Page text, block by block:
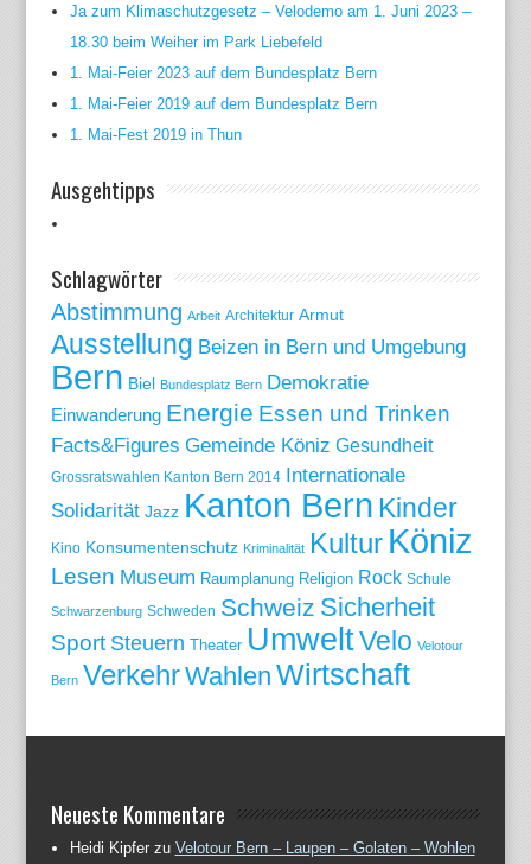
Ja zum Klimaschutzgesetz – Velodemo am 1. Juni 2023 –
18.30 beim Weiher im Park Liebefeld
1. Mai-Feier 2023 auf dem Bundesplatz Bern
1. Mai-Feier 2019 auf dem Bundesplatz Bern
1. Mai-Fest 2019 in Thun
Ausgehtipps
Schlagwörter
Abstimmung Arbeit Architektur Armut
Ausstellung Beizen in Bern und Umgebung
Bern Biel Bundesplatz Bern Demokratie
Einwanderung Energie Essen und Trinken
Facts&Figures Gemeinde Köniz Gesundheit
Grossratswahlen Kanton Bern 2014
Internationale
Solidarität Jazz Kanton Bern Kinder
Kino Konsumentenschutz Kriminalität Kultur Köniz
Lesen Museum Raumplanung Religion Rock Schule
Schwarzenburg Schweden Schweiz Sicherheit
Sport Steuern Theater UmweltVelo Velotour
Bern VerkehrWahlen Wirtschaft
Neueste Kommentare
Heidi Kipferzu Velotour Bern – Laupen – Golaten – Wohlen